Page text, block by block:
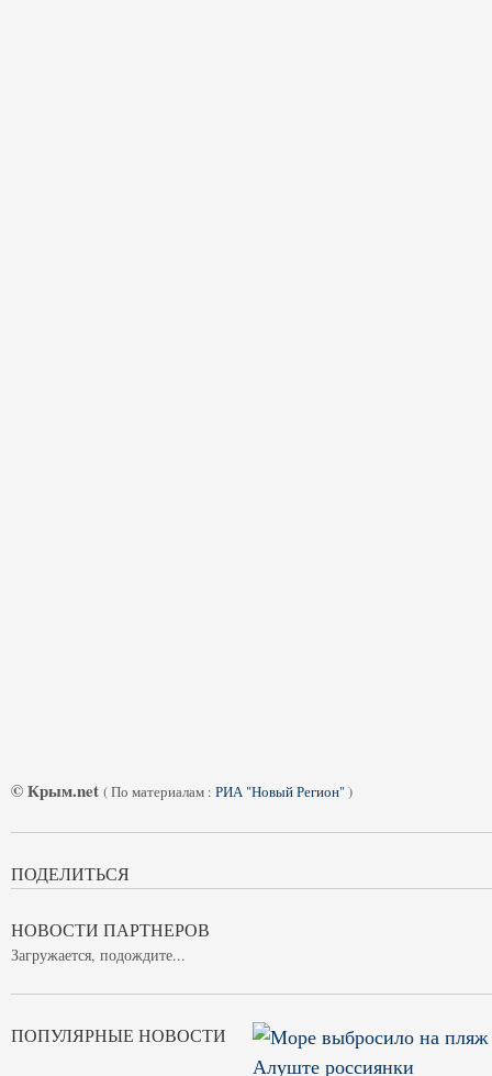
© Крым.net (По материалам : РИА "Новый Регион")
ПОДЕЛИТЬСЯ
НОВОСТИ ПАРТНЕРОВ
Загружается, подождите...
ПОПУЛЯРНЫЕ НОВОСТИ